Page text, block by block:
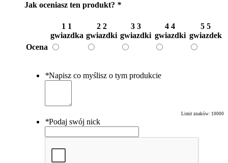
Jak oceniasz ten produkt? *
1 1
gwiazdka
2 2
gwiazdki
3 3
gwiazdki
4 4
gwiazdki
5 5
gwiazdek
Ocena
*Napisz co myślisz o tym produkcie
Limit znaków: 10000
*Podaj swój nick